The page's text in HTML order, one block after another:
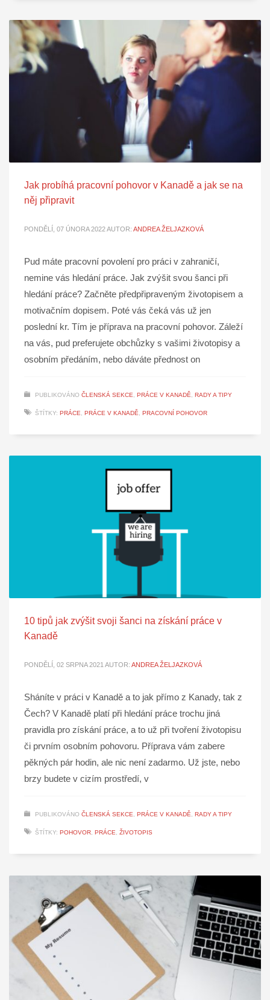
Jak probíhá pracovní pohovor v Kanadě a jak se na
něj připravit
PONDĚLÍ, 07 ÚNORA 2022AUTOR: ANDREA ŽELJAZKOVÁ
Pud máte pracovní povolení pro práci v zahraničí,
nemine vás hledání práce. Jak zvýšit svou šanci při
hledání práce? Začněte předpřipraveným životopisem a
motivačním dopisem. Poté vás čeká vás už jen
poslední kr. Tím je příprava na pracovní pohovor. Záleží
na vás, pud preferujete obchůzky s vašimi životopisy a
osobním předáním, nebo dáváte přednost on
PUBLIKOVÁNO ČLENSKÁ SEKCE, PRÁCE V KANADĚ, RADY A TIPY
ŠTÍTKY: PRÁCE, PRÁCE V KANADĚ, PRACOVNÍ POHOVOR
10 tipů jak zvýšit svoji šanci na získání práce v
Kanadě
PONDĚLÍ, 02 SRPNA 2021 AUTOR: ANDREA ŽELJAZKOVÁ
Sháníte v práci v Kanadě a to jak přímo z Kanady, tak z
Čech? V Kanadě platí při hledání práce trochu jiná
pravidla pro získání práce, a to už při tvoření životopisu
či prvním osobním pohovoru. Příprava vám zabere
pěkných pár hodin, ale nic není zadarmo. Už jste, nebo
brzy budete v cizím prostředí, v
PUBLIKOVÁNO ČLENSKÁ SEKCE, PRÁCE V KANADĚ, RADY A TIPY
ŠTÍTKY: POHOVOR, PRÁCE, ŽIVOTOPIS